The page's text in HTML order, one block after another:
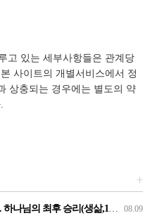
고 있는 세부사항들은 관계당
사이트의 개별서비스에서 정
상충되는 경우에는 별도의 약
+
08.09
(생삶,11,화) *예수생명 내생명 우리생명!